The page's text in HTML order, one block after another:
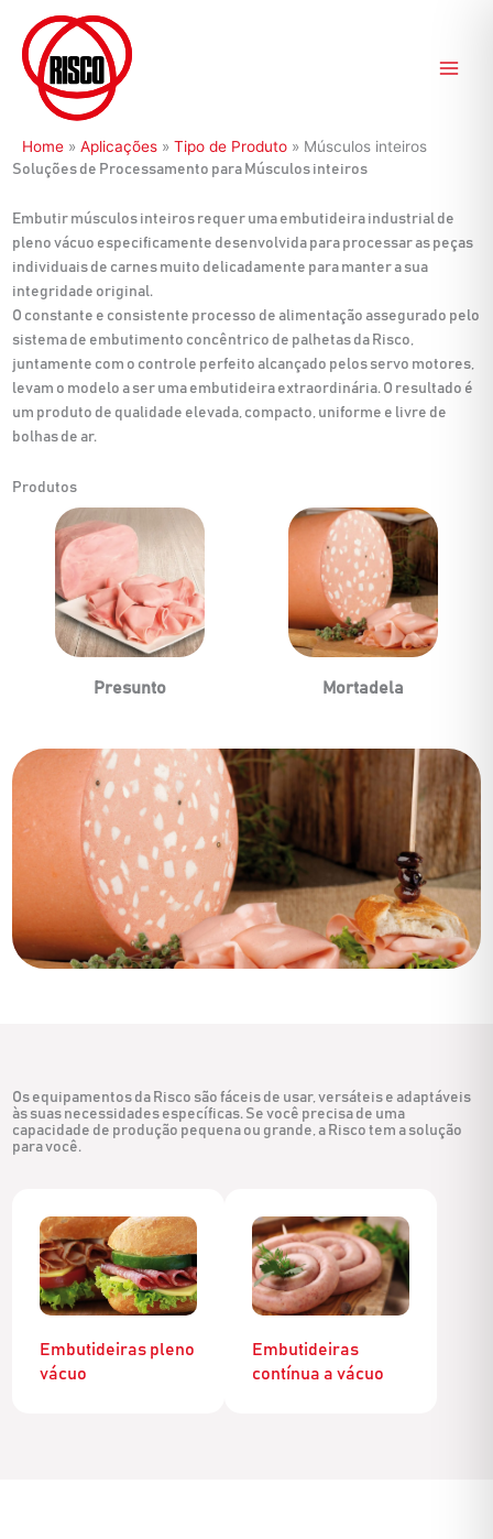
para
conteúdo
Home » Aplicações » Tipo de Produto » Músculos inteiros
Soluções de Processamento para Músculos inteiros
Embutir músculos inteiros requer uma embutideira industrial de
pleno vácuo especificamente desenvolvida para processar as peças
individuais de carnes muito delicadamente para manter a sua
integridade original.
O constante e consistente processo de alimentação assegurado pelo
sistema de embutimento concêntrico de palhetas da Risco,
juntamente com o controle perfeito alcançado pelos servo motores,
levam o modelo a ser uma embutideira extraordinária. O resultado é
um produto de qualidade elevada, compacto, uniforme e livre de
bolhas de ar.
Produtos
Presunto Mortadela
Os equipamentos da Risco são fáceis de usar, versáteis e adaptáveis
às suas necessidades específicas. Se você precisa de uma
capacidade de produção pequena ou grande, a Risco tem a solução
para você.
Embutideiras pleno
vácuo
Embutideiras
contínua a vácuo